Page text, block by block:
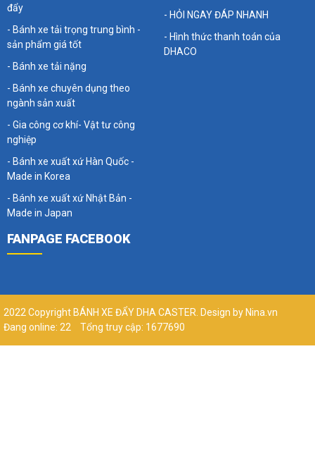
đẩy
- Bánh xe tải trọng trung bình -
sản phẩm giá tốt
- Bánh xe tải nặng
- Bánh xe chuyên dụng theo
ngành sản xuất
- Gia công cơ khí- Vật tư công
nghiệp
- Bánh xe xuất xứ Hàn Quốc -
Made in Korea
- Bánh xe xuất xứ Nhật Bản -
Made in Japan
- HỎI NGAY ĐÁP NHANH
- Hình thức thanh toán của
DHACO
FANPAGE FACEBOOK
2022 Copyright BÁNH XE ĐẨY DHA CASTER. Design by Nina.vn
Đang online: 22
Tổng truy cập: 1677690